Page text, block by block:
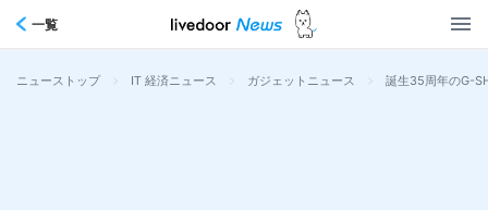
一覧
ニューストップ > IT 経済ニュース > ガジェットニュース > 誕生35周年のG-